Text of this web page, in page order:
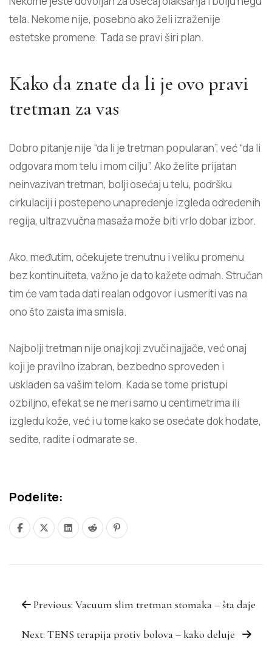
tela. Nekome nije, posebno ako želi izraženije
estetske promene. Tada se pravi širi plan.
Kako da znate da li je ovo pravi
tretman za vas
Dobro pitanje nije “da li je tretman popularan”, već “da li
odgovara mom telu i mom cilju”. Ako želite prijatan
neinvazivan tretman, bolji osećaj u telu, podršku
cirkulaciji i postepeno unapređenje izgleda određenih
regija, ultrazvučna masaža može biti vrlo dobar izbor.
Ako, međutim, očekujete trenutnu i veliku promenu
bez kontinuiteta, važno je da to kažete odmah. Stručan
tim će vam tada dati realan odgovor i usmeriti vas na
ono što zaista ima smisla.
Najbolji tretman nije onaj koji zvuči najjače, već onaj
koji je pravilno izabran, bezbedno sproveden i
usklađen sa vašim telom. Kada se tome pristupi
ozbiljno, efekat se ne meri samo u centimetrima ili
izgledu kože, već i u tome kako se osećate dok hodate,
sedite, radite i odmarate se.
Podelite:
Previous: Vacuum slim tretman stomaka – šta daje
Next: TENS terapija protiv bolova – kako deluje